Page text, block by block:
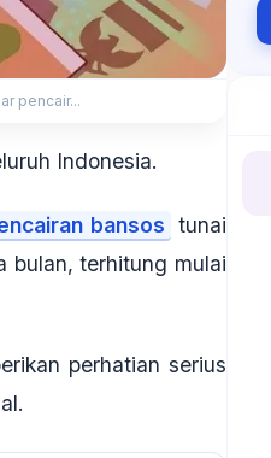
pencair...
Indonesia.
bansos tunai
bulan, terhitung mulai
perhatian serius
.